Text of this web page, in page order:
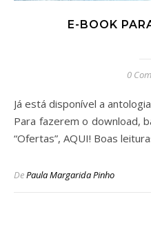
E-BOOK
0
Já está disponível a antologia Poesia em Tempo de Prosas.
Para fazerem o download,
“Ofertas”, AQUI! Boas
DePaula Margarida Pinho